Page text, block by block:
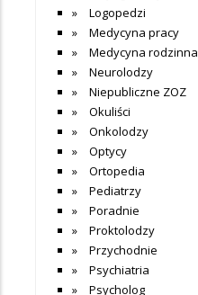
Logopedzi
Medycyna pracy
Medycyna rodzinna
Neurolodzy
Niepubliczne ZOZ
Okuliści
Onkolodzy
Optycy
Ortopedia
Pediatrzy
Poradnie
Proktolodzy
Przychodnie
Psychiatria
Psycholog